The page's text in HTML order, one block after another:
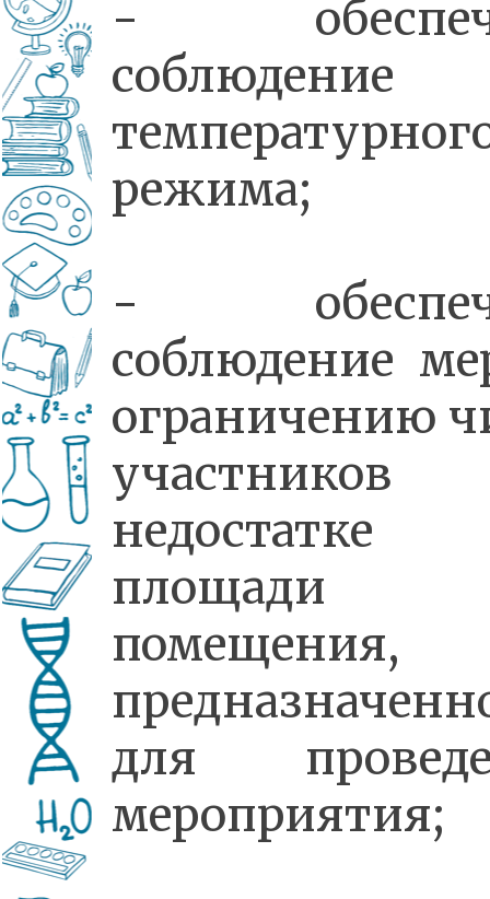
-
соблюдение
режима;
-
соблюдение
ограничению
участников
недостатке
площади
помещения,
для
мероприятия;